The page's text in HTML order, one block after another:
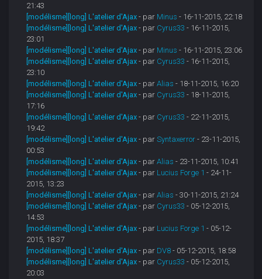
21:43
[modélisme][long] L'atelier d'Ajax - par Minus - 16-11-2015, 22:18
[modélisme][long] L'atelier d'Ajax - par Cyrus33 - 16-11-2015,
23:01
[modélisme][long] L'atelier d'Ajax - par Minus - 16-11-2015, 23:06
[modélisme][long] L'atelier d'Ajax - par Cyrus33 - 16-11-2015,
23:10
[modélisme][long] L'atelier d'Ajax - parAlias - 18-11-2015, 16:20
[modélisme][long] L'atelier d'Ajax - par Cyrus33 - 18-11-2015,
17:16
[modélisme][long] L'atelier d'Ajax - par Cyrus33 - 22-11-2015,
19:42
[modélisme][long] L'atelier d'Ajax - parSyntaxerror - 23-11-2015,
00:53
[modélisme][long] L'atelier d'Ajax - parAlias - 23-11-2015, 10:41
[modélisme][long] L'atelier d'Ajax - par Lucius Forge 1 - 24-11-
2015, 13:23
[modélisme][long] L'atelier d'Ajax - parAlias - 30-11-2015, 21:24
[modélisme][long] L'atelier d'Ajax - par Cyrus33 - 05-12-2015,
14:53
[modélisme][long] L'atelier d'Ajax - par Lucius Forge 1 - 05-12-
2015, 18:37
[modélisme][long] L'atelier d'Ajax - par DV8 - 05-12-2015, 18:58
[modélisme][long] L'atelier d'Ajax - par Cyrus33 - 05-12-2015,
20:03